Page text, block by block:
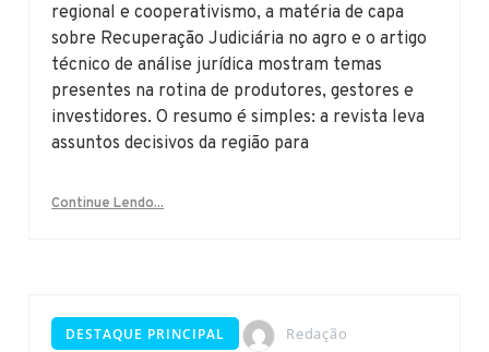
regional e cooperativismo, a matéria de capa
sobre Recuperação Judiciária no agro e o artigo
técnico de análise jurídica mostram temas
presentes na rotina de produtores, gestores e
investidores. O resumo é simples: a revista leva
assuntos decisivos da região para
Continue Lendo...
DESTAQUE PRINCIPAL Redação